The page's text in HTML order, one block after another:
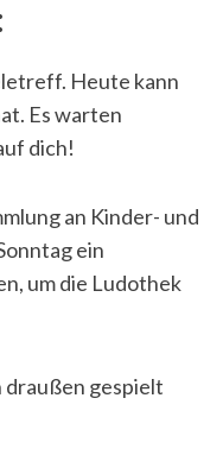
Heute kann
Es warten
dich!
an Kinder- und
ein
um die Ludothek
draußen gespielt